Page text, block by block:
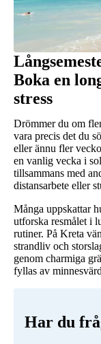
Boka en
stress
Drömmer du om
vara precis det du
eller ännu fler
en vanlig vecka i
tillsammans med
distansarbete eller
Många uppskattar
utforska resmålet i
rutiner. På Kreta
strandliv och
genom charmiga
fyllas av
Har du